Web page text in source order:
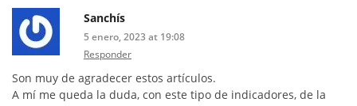
Sanchís
5 enero, 2023 at 19:08
Responder
Son muy de agradecer estos artículos.
A mí me queda la duda, con este tipo de indicadores, de la